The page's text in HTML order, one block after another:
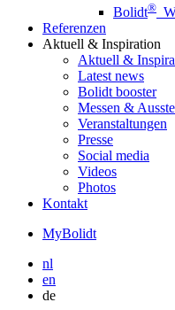
Bolidt®
Referenzen
Aktuell & Inspiration
Aktuell &
Latest news
Bolidt booster
Messen &
Veranstaltungen
Presse
Social media
Videos
Photos
Kontakt
MyBolidt
nl
en
de